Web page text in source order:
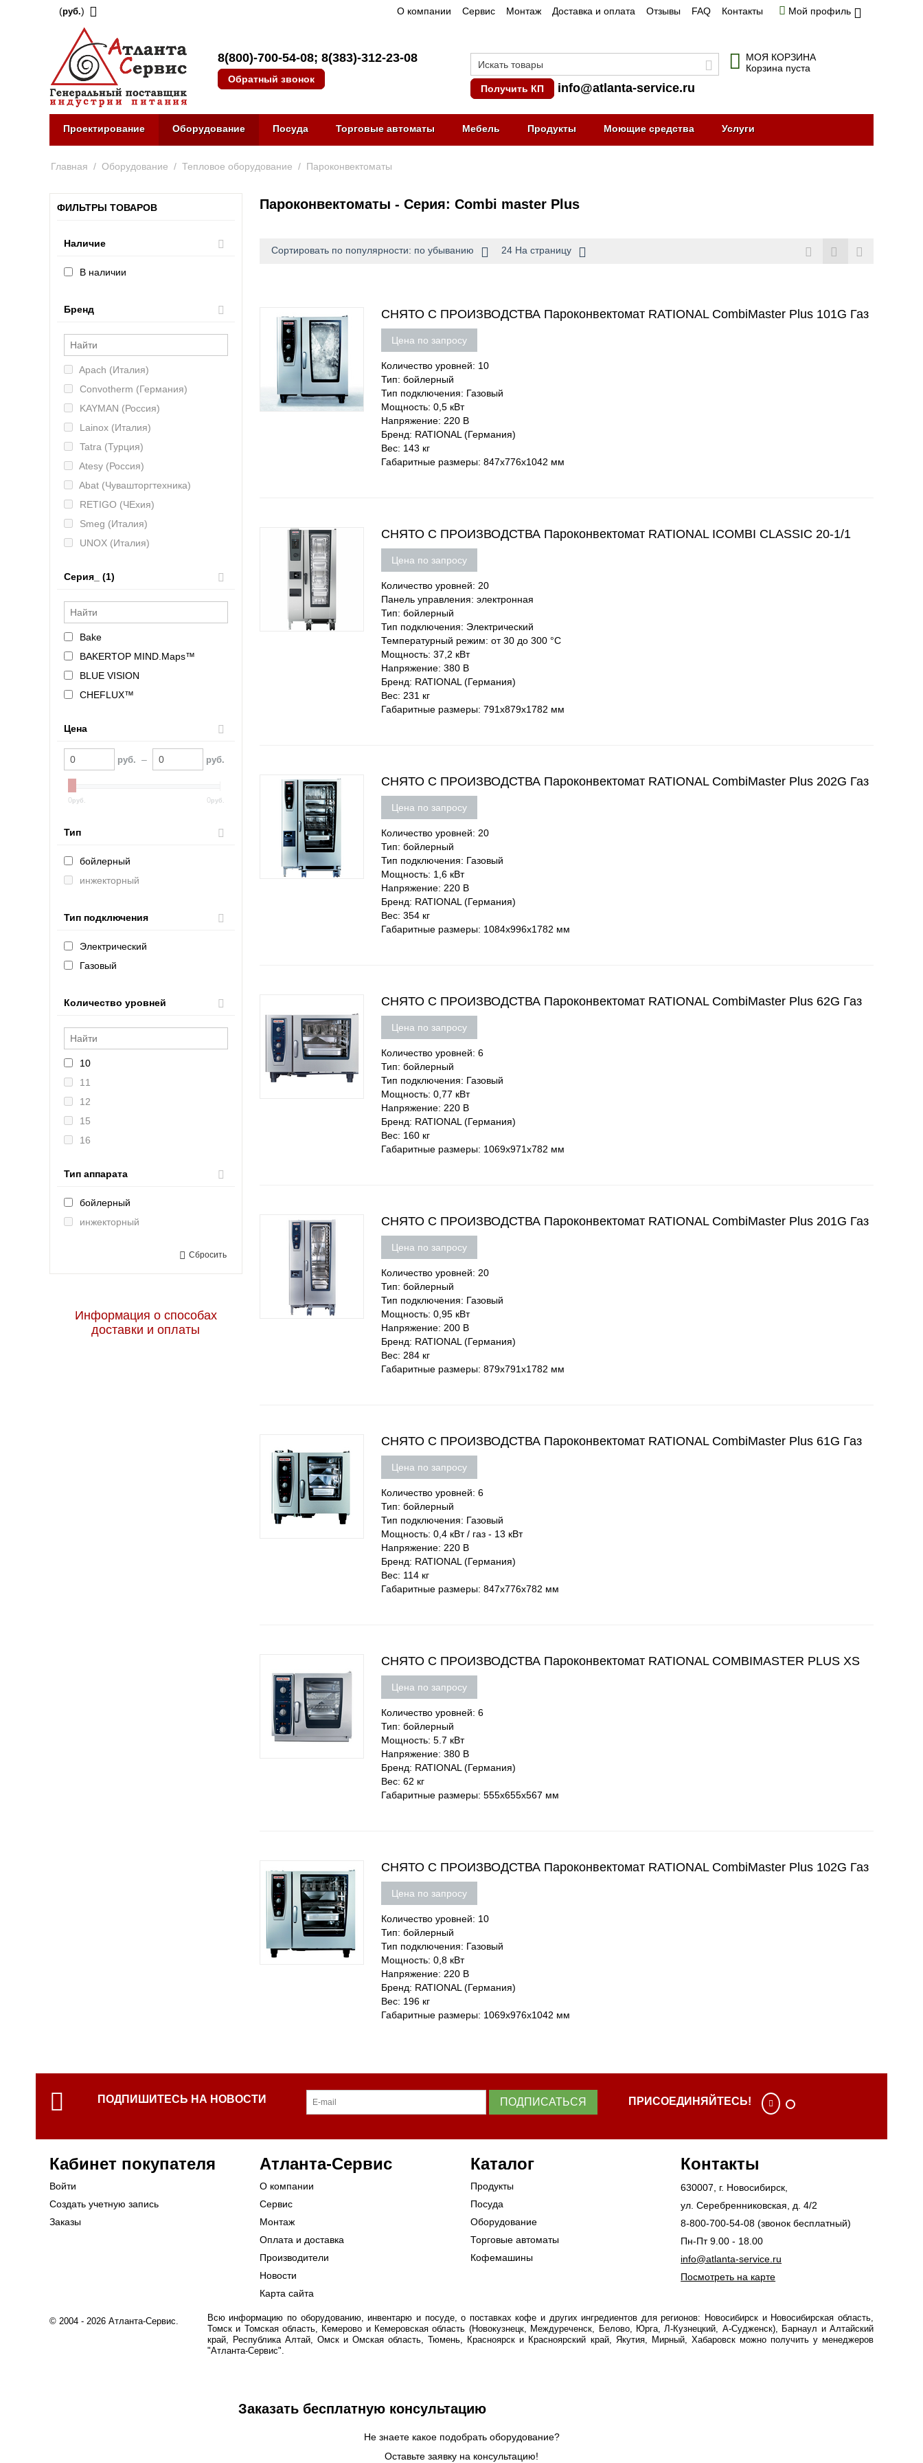
(руб.) О компании Сервис Монтаж Доставка и оплата Отзывы FAQ Контакты Мой профиль
8(800)-700-54-08; 8(383)-312-23-08
Обратный звонок
Получить КП
info@atlanta-service.ru
МОЯ КОРЗИНА
Корзина пуста
Проектирование Оборудование Посуда Торговые автоматы Мебель Продукты Моющие средства Услуги
Главная / Оборудование / Тепловое оборудование / Пароконвектоматы
ФИЛЬТРЫ ТОВАРОВ
Наличие
В наличии
Бренд
Apach (Италия)
Convotherm (Германия)
KAYMAN (Россия)
Lainox (Италия)
Tatra (Турция)
Atesy (Россия)
Abat (Чувашторгтехника)
RETIGO (ЧЕхия)
Smeg (Италия)
UNOX (Италия)
RATIONAL (Германия)
Electrolux (Италия)
Серия_ (1)
Bake
BAKERTOP MIND.Maps™
BLUE VISION
CHEFLUX™
Combi master Plus
easyTouch
ORANGE VISION
ПП2
Цена
руб. – руб.
0руб. 0руб.
Тип
бойлерный
инжекторный
Тип подключения
Электрический
Газовый
Количество уровней
10
11
12
15
16
4
5
Тип аппарата
бойлерный
инжекторный
Сбросить
Информация о способах
доставки и оплаты
Пароконвектоматы - Серия: Combi master Plus
Сортировать по популярности: по убыванию 24 На страницу
СНЯТО С ПРОИЗВОДСТВА Пароконвектомат RATIONAL CombiMaster Plus 101G Газ
Цена по запросу
Количество уровней: 10
Тип: бойлерный
Тип подключения: Газовый
Мощность: 0,5 кВт
Напряжение: 220 В
Бренд: RATIONAL (Германия)
Вес: 143 кг
Габаритные размеры: 847х776х1042 мм
СНЯТО С ПРОИЗВОДСТВА Пароконвектомат RATIONAL ICOMBI CLASSIC 20-1/1
Цена по запросу
Количество уровней: 20
Панель управления: электронная
Тип: бойлерный
Тип подключения: Электрический
Температурный режим: от 30 до 300 °С
Мощность: 37,2 кВт
Напряжение: 380 В
Бренд: RATIONAL (Германия)
Вес: 231 кг
Габаритные размеры: 791х879х1782 мм
СНЯТО С ПРОИЗВОДСТВА Пароконвектомат RATIONAL CombiMaster Plus 202G Газ
Цена по запросу
Количество уровней: 20
Тип: бойлерный
Тип подключения: Газовый
Мощность: 1,6 кВт
Напряжение: 220 В
Бренд: RATIONAL (Германия)
Вес: 354 кг
Габаритные размеры: 1084х996х1782 мм
СНЯТО С ПРОИЗВОДСТВА Пароконвектомат RATIONAL CombiMaster Plus 62G Газ
Цена по запросу
Количество уровней: 6
Тип: бойлерный
Тип подключения: Газовый
Мощность: 0,77 кВт
Напряжение: 220 В
Бренд: RATIONAL (Германия)
Вес: 160 кг
Габаритные размеры: 1069х971х782 мм
СНЯТО С ПРОИЗВОДСТВА Пароконвектомат RATIONAL CombiMaster Plus 201G Газ
Цена по запросу
Количество уровней: 20
Тип: бойлерный
Тип подключения: Газовый
Мощность: 0,95 кВт
Напряжение: 200 В
Бренд: RATIONAL (Германия)
Вес: 284 кг
Габаритные размеры: 879х791х1782 мм
СНЯТО С ПРОИЗВОДСТВА Пароконвектомат RATIONAL CombiMaster Plus 61G Газ
Цена по запросу
Количество уровней: 6
Тип: бойлерный
Тип подключения: Газовый
Мощность: 0,4 кВт / газ - 13 кВт
Напряжение: 220 В
Бренд: RATIONAL (Германия)
Вес: 114 кг
Габаритные размеры: 847х776х782 мм
СНЯТО С ПРОИЗВОДСТВА Пароконвектомат RATIONAL COMBIMASTER PLUS XS
Цена по запросу
Количество уровней: 6
Тип: бойлерный
Мощность: 5.7 кВт
Напряжение: 380 В
Бренд: RATIONAL (Германия)
Вес: 62 кг
Габаритные размеры: 555х655х567 мм
СНЯТО С ПРОИЗВОДСТВА Пароконвектомат RATIONAL CombiMaster Plus 102G Газ
Цена по запросу
Количество уровней: 10
Тип: бойлерный
Тип подключения: Газовый
Мощность: 0,8 кВт
Напряжение: 220 В
Бренд: RATIONAL (Германия)
Вес: 196 кг
Габаритные размеры: 1069х976х1042 мм
ПОДПИШИТЕСЬ НА НОВОСТИ ПОДПИСАТЬСЯ ПРИСОЕДИНЯЙТЕСЬ!
Кабинет покупателя
Войти
Создать учетную запись
Заказы
Атланта-Сервис
О компании
Сервис
Монтаж
Оплата и доставка
Производители
Новости
Карта сайта
Каталог
Продукты
Посуда
Оборудование
Торговые автоматы
Кофемашины
Контакты
630007 , г. Новосибирск
ул. Серебренниковская, д. 4/2
8-800-700-54-08 (звонок бесплатный)
Пн-Пт 9.00 - 18.00
info@atlanta-service.ru
Посмотреть на карте
© 2004 - 2026 Атланта-Сервис.
Всю информацию по оборудованию, инвентарю и посуде, о поставках кофе и других ингредиентов для регионов: Новосибирск и Новосибирская область,
Томск и Томская область, Кемерово и Кемеровская область (Новокузнецк, Междуреченск, Белово, Юрга, Л-Кузнецкий, А-Судженск), Барнаул и Алтайский
край, Республика Алтай, Омск и Омская область, Тюмень, Красноярск и Красноярский край, Якутия, Мирный, Хабаровск можно получить у менеджеров
"Атланта-Сервис".
Заказать бесплатную консультацию
Не знаете какое подобрать оборудование?
Оставьте заявку на консультацию!